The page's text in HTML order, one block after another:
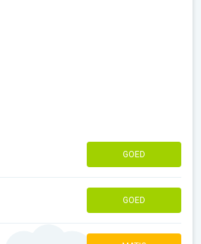
GOED
GOED